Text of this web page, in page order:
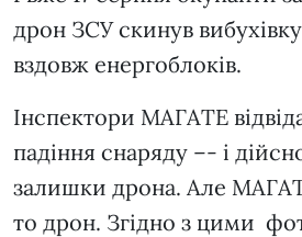
дрон ЗСУ скинув
вздовж енергоблоків.
Інспектори МАГАТЕ
падіння снаряду –- і
залишки дрона. Але
то дрон. Згідно з цими